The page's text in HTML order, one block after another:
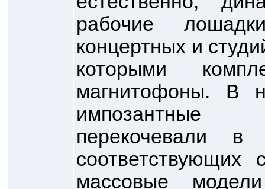
рабочие
концертных и
которыми
магнитофоны. В
импозантные
перекочевали в
соответствующих
массовые